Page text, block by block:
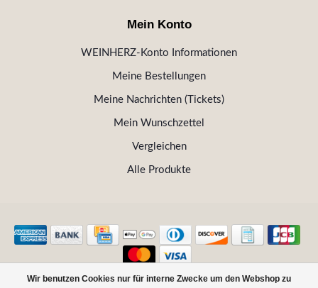
Wir benutzen Cookies nur für interne Zwecke um den Webshop zu
Mein Konto
WEINHERZ-Konto Informationen
Meine Bestellungen
Meine Nachrichten (Tickets)
Mein Wunschzettel
Vergleichen
Alle Produkte